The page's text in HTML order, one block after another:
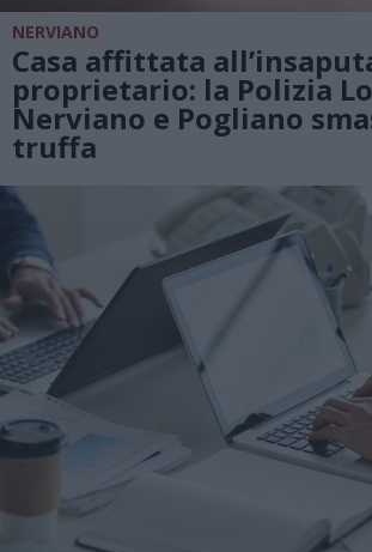
NERVIANO
Casa affittata
proprietario: la Polizia
Nerviano e Pogliano
truffa